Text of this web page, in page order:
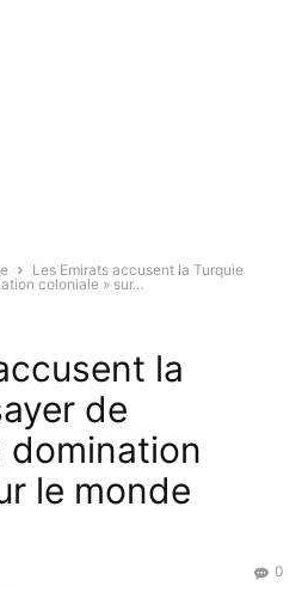
Les Emirats accusent la Turquie
coloniale » sur...
la
de
domination
le monde
0